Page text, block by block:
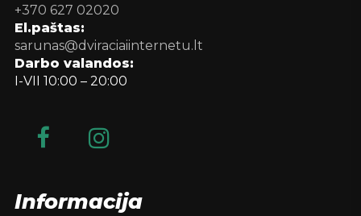
+370 627 02020
El.paštas:
sarunas@dviraciaiinternetu.lt
Darbo valandos:
I-VII 10:00 – 20:00
Informacija